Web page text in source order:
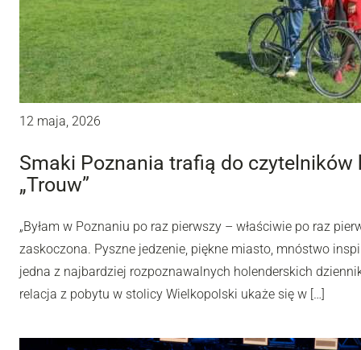
12 maja, 2026
Smaki Poznania trafią do
„Trouw”
„Byłam w Poznaniu po raz pierwszy – właściwie po raz
zaskoczona. Pyszne jedzenie, piękne miasto, mnóstwo
jedna z najbardziej rozpoznawalnych holenderskich
relacja z pobytu w stolicy Wielkopolski ukaże się w […]